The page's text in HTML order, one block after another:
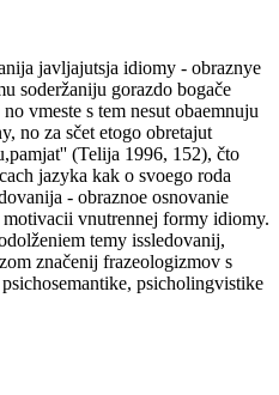
javljajutsja idiomy - obraznye
soderžaniju gorazdo bogače
vmeste s tem nesut obaemnuju
no za sčet etogo obretajut
(Telija 1996, 152), čto
jazyka kak o svoego roda
- obraznoe osnovanie
vnutrennej formy idiomy.
temy issledovanij,
značenij frazeologizmov s
psicholingvistike